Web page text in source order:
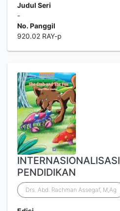
Judul Seri
-
No. Panggil
920.02 RAY-p
INTERNASIONALISASI
PENDIDIKAN
Drs. Abd. Rachman Assegaf, M,Ag